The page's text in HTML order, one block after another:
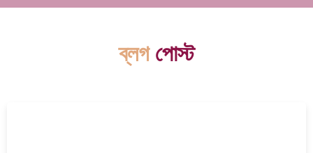
ব্লগ পোস্ট